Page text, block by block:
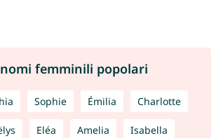
femminili popolari
Sophie Émilia Charlotte
Eléa Amelia Isabella